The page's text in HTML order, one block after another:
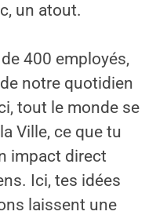
un atout.
400 employés,
notre quotidien
tout le monde se
Ville, ce que tu
impact direct
Ici, tes idées
laissent une